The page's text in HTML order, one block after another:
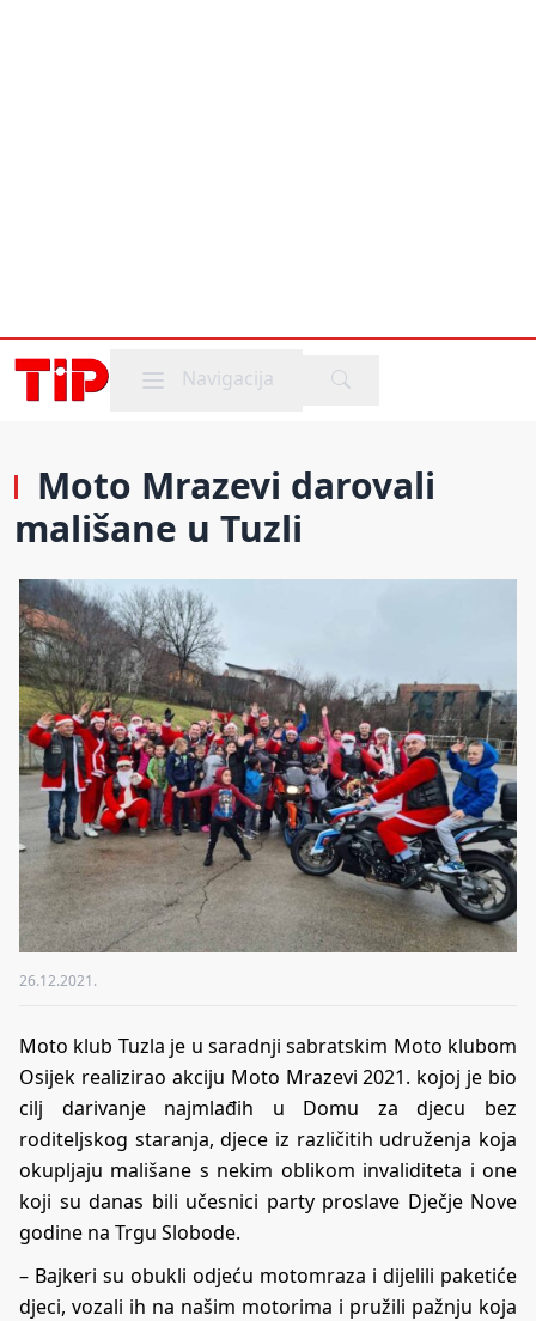
Mobile menu
Navigacija
Moto Mrazevi darovali
mališane u Tuzli
26.12.2021.
Moto klub Tuzla je u saradnji sabratskim Moto klubom
Osijek realizirao akciju Moto Mrazevi 2021. kojoj je bio
cilj darivanje najmlađih u Domu za djecu bez
roditeljskog staranja, djece iz različitih udruženja koja
okupljaju mališane s nekim oblikom invaliditeta i one
koji su danas bili učesnici party proslave Dječje Nove
godine na Trgu Slobode.
– Bajkeri su obukli odjeću motomraza i dijelili paketiće
djeci, vozali ih na našim motorima i pružili pažnju koja